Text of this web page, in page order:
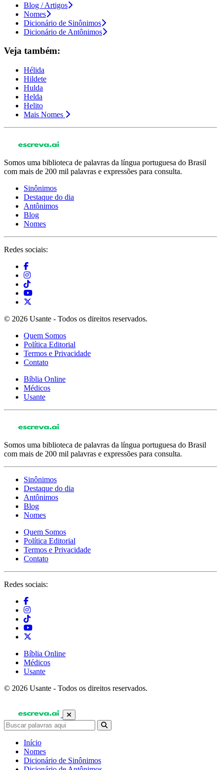
Blog / Artigos
Nomes
Dicionário de Sinônimos
Dicionário de Antônimos
Veja também:
Hélida
Hildete
Hulda
Helda
Helito
Mais Nomes
Somos uma biblioteca de palavras da língua portuguesa do Brasil
com mais de 200 mil palavras e expressões para consulta.
Sinônimos
Destaque do dia
Antônimos
Blog
Nomes
Redes sociais:
© 2026 Usante - Todos os direitos reservados.
Quem Somos
Política Editorial
Termos e Privacidade
Contato
Bíblia Online
Médicos
Usante
Somos uma biblioteca de palavras da língua portuguesa do Brasil
com mais de 200 mil palavras e expressões para consulta.
Sinônimos
Destaque do dia
Antônimos
Blog
Nomes
Quem Somos
Política Editorial
Termos e Privacidade
Contato
Redes sociais:
Bíblia Online
Médicos
Usante
© 2026 Usante - Todos os direitos reservados.
Início
Nomes
Dicionário de Sinônimos